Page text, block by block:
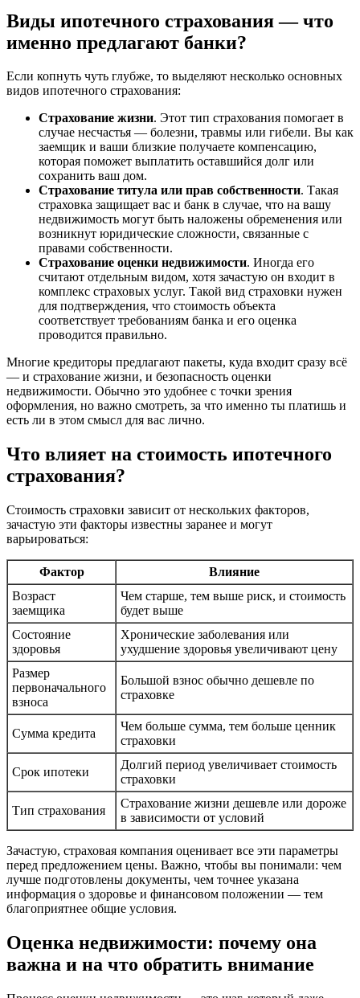
Виды ипотечного страхования — что
именно предлагают банки?
Если копнуть чуть глубже, то выделяют несколько основных
видов ипотечного страхования:
Страхование жизни. Этот тип страхования помогает в
случае несчастья — болезни, травмы или гибели. Вы как
заемщик и ваши близкие получаете компенсацию,
которая поможет выплатить оставшийся долг или
сохранить ваш дом.
Страхование титула или прав собственности. Такая
страховка защищает вас и банк в случае, что на вашу
недвижимость могут быть наложены обременения или
возникнут юридические сложности, связанные с
правами собственности.
Страхование оценки недвижимости. Иногда его
считают отдельным видом, хотя зачастую он входит в
комплекс страховых услуг. Такой вид страховки нужен
для подтверждения, что стоимость объекта
соответствует требованиям банка и его оценка
проводится правильно.
Многие кредиторы предлагают пакеты, куда входит сразу всё
— и страхование жизни, и безопасность оценки
недвижимости. Обычно это удобнее с точки зрения
оформления, но важно смотреть, за что именно ты платишь и
есть ли в этом смысл для вас лично.
Что влияет на стоимость ипотечного
страхования?
Стоимость страховки зависит от нескольких факторов,
зачастую эти факторы известны заранее и могут
варьироваться:
Фактор
Влияние
Возраст
заемщика
Чем старше, тем выше риск, и стоимость
будет выше
Состояние
здоровья
Хронические заболевания или
ухудшение здоровья увеличивают цену
Размер
первоначального
взноса
Большой взнос обычно дешевле по
страховке
Сумма кредита
Чем больше сумма, тем больше ценник
страховки
Срок ипотеки
Долгий период увеличивает стоимость
страховки
Тип страхования
Страхование жизни дешевле или дороже
в зависимости от условий
Зачастую, страховая компания оценивает все эти параметры
перед предложением цены. Важно, чтобы вы понимали: чем
лучше подготовлены документы, чем точнее указана
информация о здоровье и финансовом положении — тем
благоприятнее общие условия.
Оценка недвижимости: почему она
важна и на что обратить внимание